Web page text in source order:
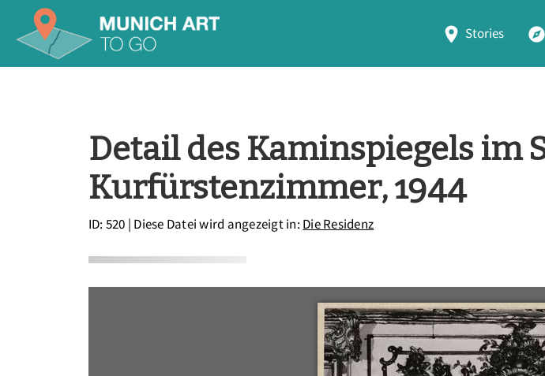
Stories
Detail des Kaminspiegels im
Kurfürstenzimmer, 1944
ID: 520 | Diese Datei wird angezeigt in: Die Residenz